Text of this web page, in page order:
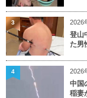
2026
登山
た男
3
2026
中国
稲妻
4